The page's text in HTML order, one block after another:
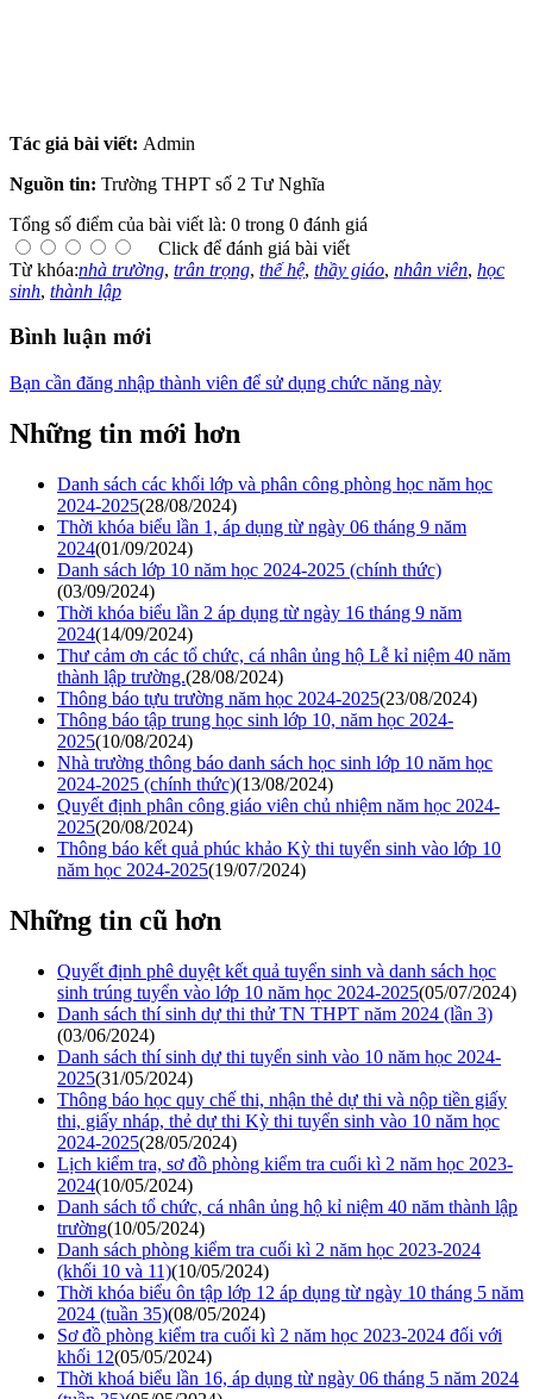
Tác giả bài viết: Admin
Nguồn tin: Trường THPT số 2 Tư Nghĩa
Tổng số điểm của bài viết là: 0 trong 0 đánh giá
Click để đánh giá bài viết
Từ khóa:nhà trường, trân trọng, thế hệ, thầy giáo, nhân viên, học
sinh, thành lập
Bình luận mới
Bạn cần đăng nhập thành viên để sử dụng chức năng này
Những tin mới hơn
Danh sách các khối lớp và phân công phòng học năm học
2024-2025(28/08/2024)
Thời khóa biểu lần 1, áp dụng từ ngày 06 tháng 9 năm
2024(01/09/2024)
Danh sách lớp 10 năm học 2024-2025 (chính thức)
(03/09/2024)
Thời khóa biểu lần 2 áp dụng từ ngày 16 tháng 9 năm
2024(14/09/2024)
Thư cảm ơn các tổ chức, cá nhân ủng hộ Lễ kỉ niệm 40 năm
thành lập trường.(28/08/2024)
Thông báo tựu trường năm học 2024-2025(23/08/2024)
Thông báo tập trung học sinh lớp 10, năm học 2024-
2025(10/08/2024)
Nhà trường thông báo danh sách học sinh lớp 10 năm học
2024-2025 (chính thức)(13/08/2024)
Quyết định phân công giáo viên chủ nhiệm năm học 2024-
2025(20/08/2024)
Thông báo kết quả phúc khảo Kỳ thi tuyển sinh vào lớp 10
năm học 2024-2025(19/07/2024)
Những tin cũ hơn
Quyết định phê duyệt kết quả tuyển sinh và danh sách học
sinh trúng tuyển vào lớp 10 năm học 2024-2025(05/07/2024)
Danh sách thí sinh dự thi thử TN THPT năm 2024 (lần 3)
(03/06/2024)
Danh sách thí sinh dự thi tuyển sinh vào 10 năm học 2024-
2025(31/05/2024)
Thông báo học quy chế thi, nhận thẻ dự thi và nộp tiền giấy
thi, giấy nháp, thẻ dự thi Kỳ thi tuyển sinh vào 10 năm học
2024-2025(28/05/2024)
Lịch kiểm tra, sơ đồ phòng kiểm tra cuối kì 2 năm học 2023-
2024(10/05/2024)
Danh sách tổ chức, cá nhân ủng hộ kỉ niệm 40 năm thành lập
trường(10/05/2024)
Danh sách phòng kiểm tra cuối kì 2 năm học 2023-2024
(khối 10 và 11)(10/05/2024)
Thời khóa biểu ôn tập lớp 12 áp dụng từ ngày 10 tháng 5 năm
2024 (tuần 35)(08/05/2024)
Sơ đồ phòng kiểm tra cuối kì 2 năm học 2023-2024 đối với
khối 12(05/05/2024)
Thời khoá biểu lần 16, áp dụng từ ngày 06 tháng 5 năm 2024